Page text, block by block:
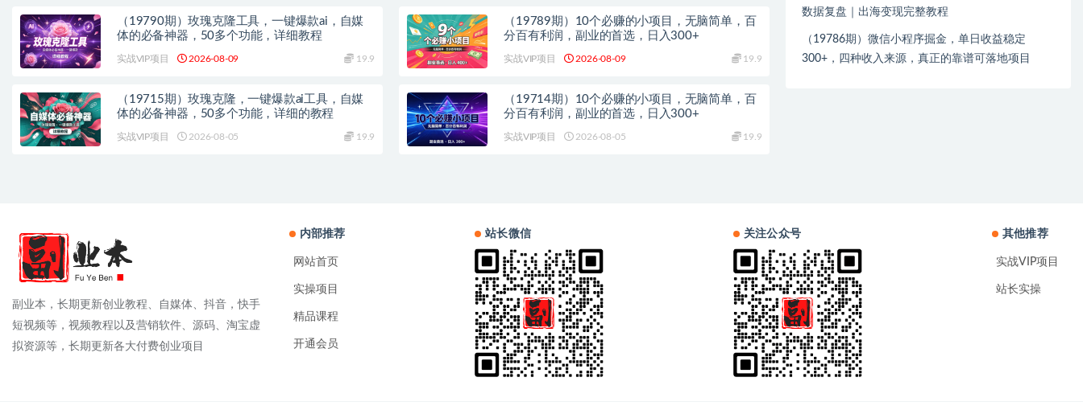
（19790期）玫瑰克隆工具，一键爆款ai，自媒
体的必备神器，50多个功能，详细教程
实战VIP项目 2026-08-09 19.9
（19789期）10个必赚的小项目，无脑简单，百
分百有利润，副业的首选，日入300+
实战VIP项目 2026-08-09 19.9
（19715期）玫瑰克隆，一键爆款ai工具，自媒
体的必备神器，50多个功能，详细的教程
实战VIP项目 2026-08-05 19.9
（19714期）10个必赚的小项目，无脑简单，百
分百有利润，副业的首选，日入300+
实战VIP项目 2026-08-05 19.9
数据复盘｜出海变现完整教程
（19786期）微信小程序掘金，单日收益稳定
300+，四种收入来源，真正的靠谱可落地项目
副业本，长期更新创业教程、自媒体、抖音，快手
短视频等，视频教程以及营销软件、源码、淘宝虚
拟资源等，长期更新各大付费创业项目
内部推荐
网站首页
实操项目
精品课程
开通会员
站长微信 关注公众号 其他推荐
实战VIP项目
站长实操